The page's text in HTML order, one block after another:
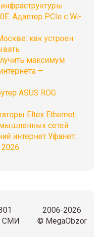
Адаптер PCIe с Wi-
как устроен
максимум
—
ASUS ROG
Eltex Ethernet:
сетей
интернет Уфанет:
СМИ
2006-2026
© MegaObzor